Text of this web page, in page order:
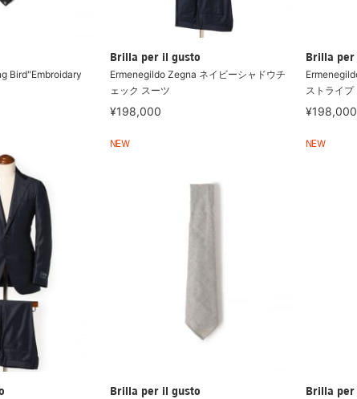
Bird"Embroidary
Brilla per il gusto
Ermenegildo Zegna ネイビーシャドウチ
ェック スーツ
¥198,000
Brilla
ストライプ
¥198,000
NEW
Brilla per il gusto
NEW
Brilla per